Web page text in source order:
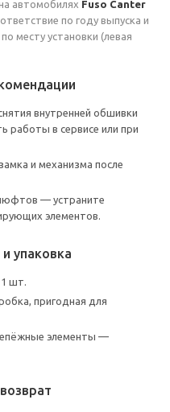
автомобилях Fuso Canter
по году выпуска и
месту установки (левая
внутренней обшивки
работы в сервисе или при
и механизма после
— устраните
элементов.
упаковка
шт.
пригодная для
элементы —